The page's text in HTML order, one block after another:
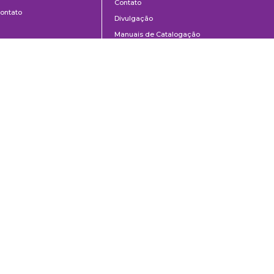
Contato
Divulgação
Manuais de Catalogação